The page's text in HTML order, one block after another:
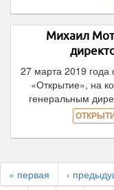
Михаил
27 марта 2019
«Открытие», на
генеральным
« первая ‹